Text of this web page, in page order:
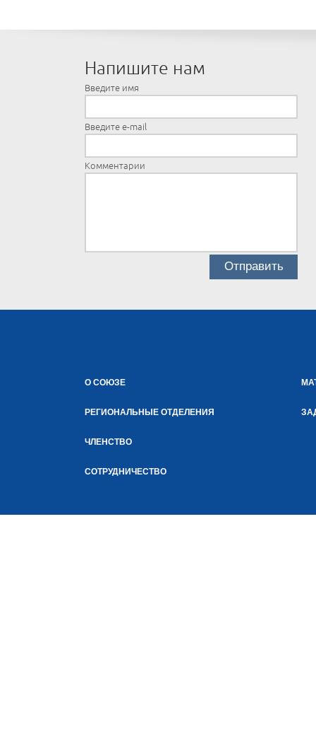
Напишите нам
Введите имя
Введите e-mail
Комментарии
О СОЮЗЕ
РЕГИОНАЛЬНЫЕ ОТДЕЛЕНИЯ
ЧЛЕНСТВО
СОТРУДНИЧЕСТВО